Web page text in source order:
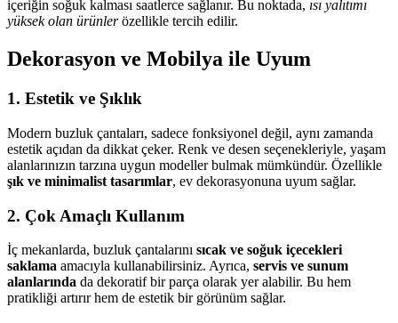
içeriğin soğuk kalması saatlerce sağlanır. Bu noktada, ısı yalıtımı
yüksek olan ürünlerözellikle tercih edilir.
Dekorasyon ve Mobilya ile Uyum
1. Estetik ve Şıklık
Modern buzluk çantaları, sadece fonksiyonel değil, aynı zamanda
estetik açıdan da dikkat çeker. Renk ve desen seçenekleriyle, yaşam
alanlarınızın tarzına uygun modeller bulmak mümkündür. Özellikle
şık ve minimalist tasarımlar, ev dekorasyonuna uyum sağlar.
2. Çok Amaçlı Kullanım
İç mekanlarda, buzluk çantalarını sıcak ve soğuk içecekleri
saklama amacıyla kullanabilirsiniz. Ayrıca, servis ve sunum
alanlarında da dekoratif bir parça olarak yer alabilir. Bu hem
pratikliği artırır hem de estetik bir görünüm sağlar.